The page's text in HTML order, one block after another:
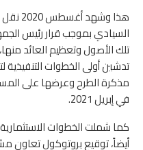
هذا
تلك الأصول وتعظيم العائد
تدشين أولى الخطوات التنفيذية
مذكرة الطرح وعرضها على
في إبريل 2021.
كما شملت الخطوات
أيضاً، توقيع بروتوكول تعاون